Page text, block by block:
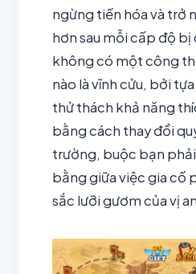
ngừng tiến hóa và trở
hơn sau mỗi cấp độ
không có một công
nào là vĩnh cửu, bởi
thử thách khả năng
bằng cách thay đổi
trường, buộc bạn
bằng giữa việc gia cố
sắc lưỡi gươm của vị